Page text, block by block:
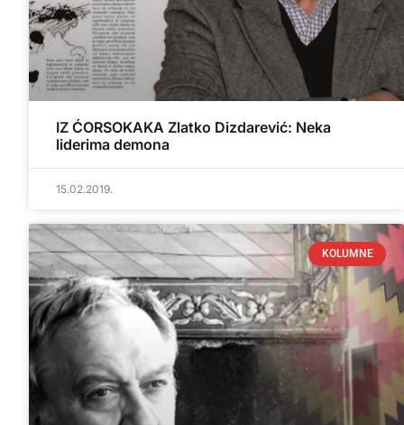
IZ ĆORSOKAKA Zlatko Dizdarević: Neka
liderima demona
15.02.2019.
KOLUMNE